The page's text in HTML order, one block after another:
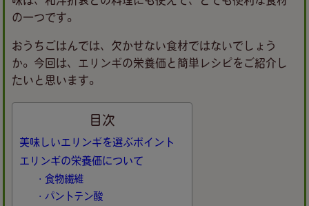
の一つです。
おうちごはんでは、欠かせない食材ではないでしょう
か。今回は、エリンギの栄養価と簡単レシピをご紹介し
たいと思います。
目次
美味しいエリンギを選ぶポイント
エリンギの栄養価について
・食物繊維
・パントテン酸